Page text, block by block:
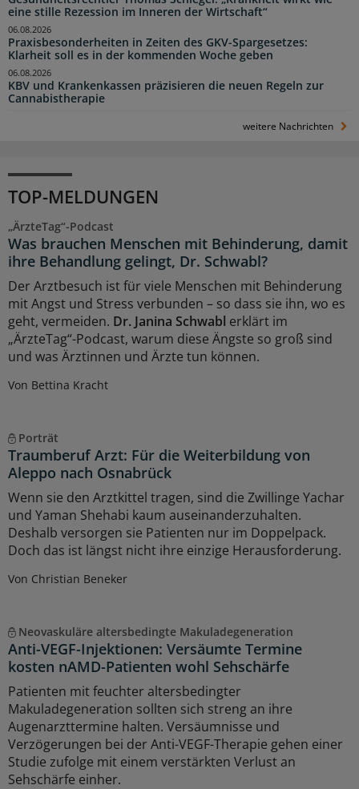
eine stille Rezession im Inneren der Wirtschaft“
Praxisbesonderheiten in Zeiten des GKV-Spargesetzes:
Klarheit soll es in der kommenden Woche geben
06.08.2026
KBV und Krankenkassen präzisieren die neuen Regeln zur
Cannabistherapie
06.08.2026
weitere Nachrichten
TOP-MELDUNGEN
„ÄrzteTag“-Podcast
Was brauchen Menschen mit Behinderung, damit
ihre Behandlung gelingt, Dr. Schwabl?
Der Arztbesuch ist für viele Menschen mit Behinderung
mit Angst und Stress verbunden – so dass sie ihn, wo es
geht, vermeiden. Dr. Janina Schwabl erklärt im
„ÄrzteTag“-Podcast, warum diese Ängste so groß sind
und was Ärztinnen und Ärzte tun können.
Von Bettina Kracht
Porträt
Traumberuf Arzt: Für die Weiterbildung von
Aleppo nach Osnabrück
Wenn sie den Arztkittel tragen, sind die Zwillinge Yachar
und Yaman Shehabi kaum auseinanderzuhalten.
Deshalb versorgen sie Patienten nur im Doppelpack.
Doch das ist längst nicht ihre einzige Herausforderung.
Von Christian Beneker
Neovaskuläre altersbedingte Makuladegeneration
Anti-VEGF-Injektionen: Versäumte Termine
kosten nAMD-Patienten wohl Sehschärfe
Patienten mit feuchter altersbedingter
Makuladegeneration sollten sich streng an ihre
Augenarzttermine halten. Versäumnisse und
Verzögerungen bei der Anti-VEGF-Therapie gehen einer
Studie zufolge mit einem verstärkten Verlust an
Sehschärfe einher.